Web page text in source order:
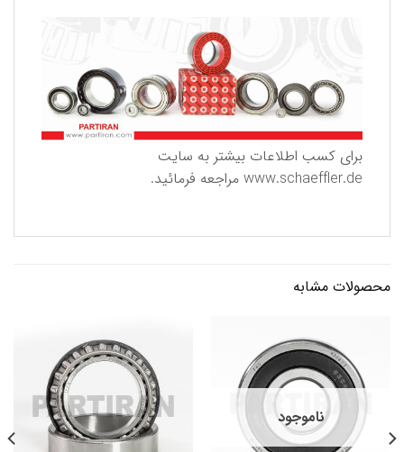
برای كسب اطلاعات بیشتر به سایت
www.schaeffler.de مراجعه فرمائید.
محصولات مشابه
ناموجود